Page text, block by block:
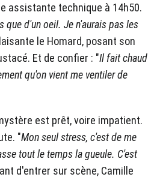
assistante technique à 14h50.
que d'un oeil. Je n'aurais pas les
le Homard, posant son
Et de confier : "Il fait chaud
qu'on vient me ventiler de
est prêt, voire impatient.
"Mon seul stress, c'est de me
tout le temps la gueule. C'est
d'entrer sur scène, Camille